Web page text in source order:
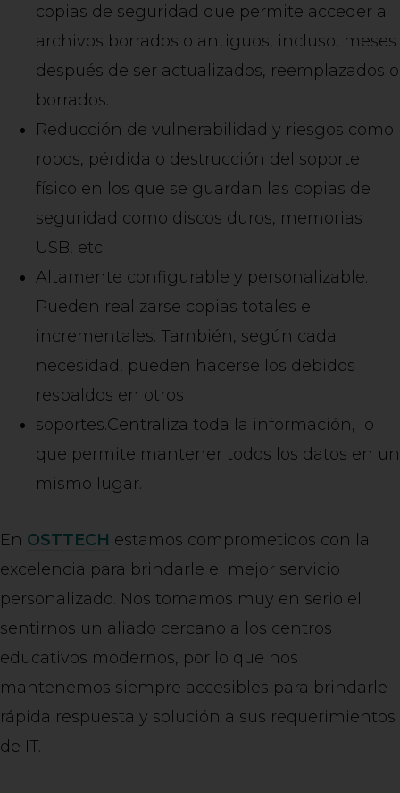
copias de seguridad que permite acceder a
archivos borrados o antiguos, incluso, meses
después de ser actualizados, reemplazados o
borrados.
Reducción de vulnerabilidad y riesgos como
robos, pérdida o destrucción del soporte
físico en los que se guardan las copias de
seguridad como discos duros, memorias
USB, etc.
Altamente configurable y personalizable.
Pueden realizarse copias totales e
incrementales. También, según cada
necesidad, pueden hacerse los debidos
respaldos en otros
soportes.Centraliza toda la información, lo
que permite mantener todos los datos en un
mismo lugar.
En OSTTECH estamos comprometidos con la
excelencia para brindarle el mejor servicio
personalizado. Nos tomamos muy en serio el
sentirnos un aliado cercano a los centros
educativos modernos, por lo que nos
mantenemos siempre accesibles para brindarle
rápida respuesta y solución a sus requerimientos
de IT.